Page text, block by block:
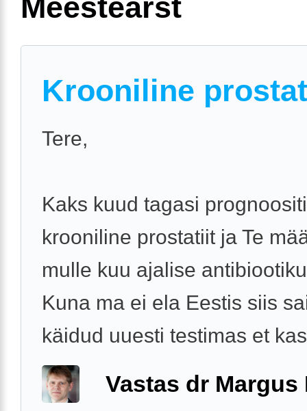
Meestearst
Krooniline
Tere,
Kaks kuud tagasi
krooniline prostatiit ja Te
mulle kuu ajalise
Kuna ma ei ela Eestis siis
käidud uuesti testimas et
Vastas dr Margus